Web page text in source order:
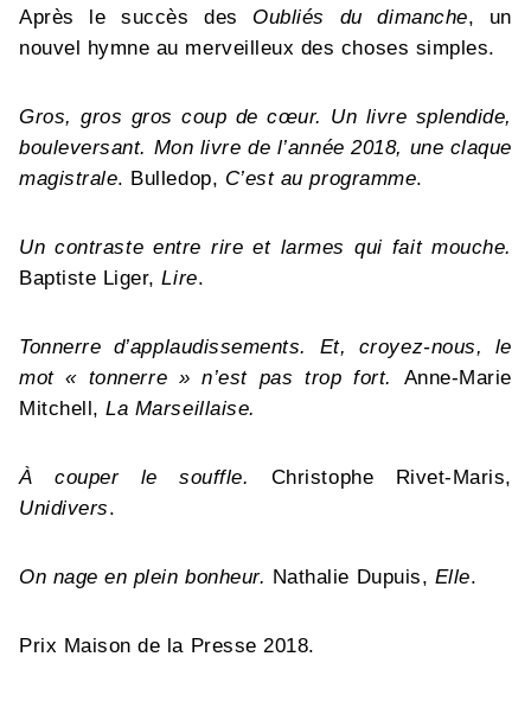
Après le succès des Oubliés du dimanche, un
nouvel hymne au merveilleux des choses simples.
Gros, gros gros coup de cœur. Un livre splendide,
bouleversant. Mon livre de l’année 2018, une claque
magistrale. Bulledop, C’est au programme.
Un contraste entre rire et larmes qui fait mouche.
Baptiste Liger,Lire.
Tonnerre d’applaudissements. Et, croyez-nous, le
mot « tonnerre » n’est pas trop fort. Anne-Marie
Mitchell,La Marseillaise.
À couper le souffle.
Christophe Rivet-Maris,
Unidivers.
On nage en plein bonheur. Nathalie Dupuis, Elle.
Prix Maison de la Presse 2018.